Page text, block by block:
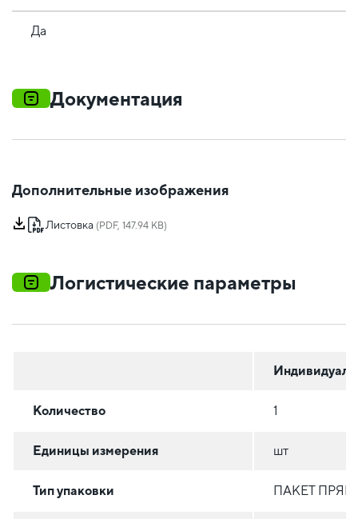
Да
Документация
Дополнительные изображения
Листовка (PDF, 147.94 KB)
Логистические параметры
Количество 1
Единицы измерения шт
Тип упаковки ПАКЕТ